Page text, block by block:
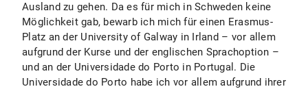
Ausland zu gehen. Da es für mich in Schweden keine
Möglichkeit gab, bewarb ich mich für einen Erasmus-
Platz an der University of Galway in Irland – vor allem
aufgrund der Kurse und der englischen Sprachoption –
und an der Universidade do Porto in Portugal. Die
Universidade do Porto habe ich vor allem aufgrund ihrer